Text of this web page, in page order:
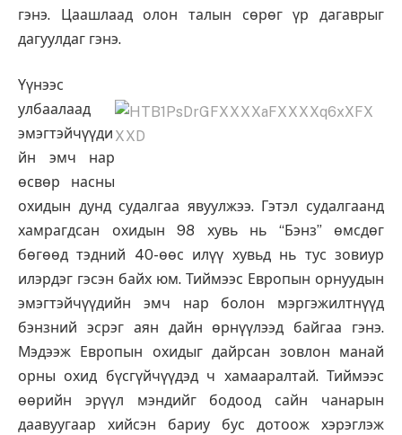
гэнэ. Цаашлаад олон талын сөрөг үр дагаврыг
дагуулдаг гэнэ.
Үүнээс
улбаалаад
эмэгтэйчүүди
йн эмч нар
өсвөр насны
охидын дунд судалгаа явуулжээ. Гэтэл судалгаанд
хамрагдсан охидын 98 хувь нь “Бэнз” өмсдөг
бөгөөд тэдний 40-өөс илүү хувьд нь тус зовиур
илэрдэг гэсэн байх юм. Тиймээс Европын орнуудын
эмэгтэйчүүдийн эмч нар болон мэргэжилтнүүд
бэнзний эсрэг аян дайн өрнүүлээд байгаа гэнэ.
Мэдээж Европын охидыг дайрсан зовлон манай
орны охид бүсгүйчүүдэд ч хамааралтай. Тиймээс
өөрийн эрүүл мэндийг бодоод сайн чанарын
даавуугаар хийсэн бариу бус дотоож хэрэглэж